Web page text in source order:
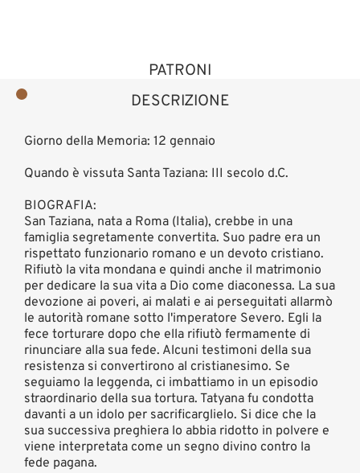
DESCRIZIONE
PATRONI
Giorno della Memoria: 12 gennaio
Quando è vissuta Santa Taziana: III secolo d.C.
BIOGRAFIA:
San Taziana, nata a Roma (Italia), crebbe in una
famiglia segretamente convertita. Suo padre era un
rispettato funzionario romano e un devoto cristiano.
Rifiutò la vita mondana e quindi anche il matrimonio
per dedicare la sua vita a Dio come diaconessa. La sua
devozione ai poveri, ai malati e ai perseguitati allarmò
le autorità romane sotto l'imperatore Severo. Egli la
fece torturare dopo che ella rifiutò fermamente di
rinunciare alla sua fede. Alcuni testimoni della sua
resistenza si convertirono al cristianesimo. Se
seguiamo la leggenda, ci imbattiamo in un episodio
straordinario della sua tortura. Tatyana fu condotta
davanti a un idolo per sacrificarglielo. Si dice che la
sua successiva preghiera lo abbia ridotto in polvere e
viene interpretata come un segno divino contro la
fede pagana.